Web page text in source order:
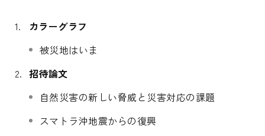
カラーグラフ
被災地はいま
招待論文
自然災害の新しい脅威と災害対応の課題
スマトラ沖地震からの復興